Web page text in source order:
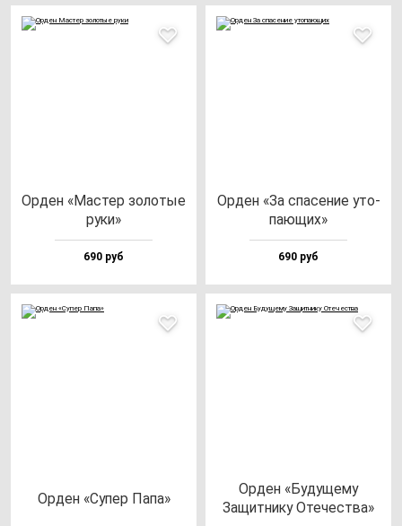
Орден «Мас­тер зо­ло­тые
ру­ки»
690 руб
Орден «За спа­се­ние уто­
па­ющих»
690 руб
Орден «Супер Папа»
Орден «Буду­ще­му
Защит­ни­ку Оте­чес­тва»